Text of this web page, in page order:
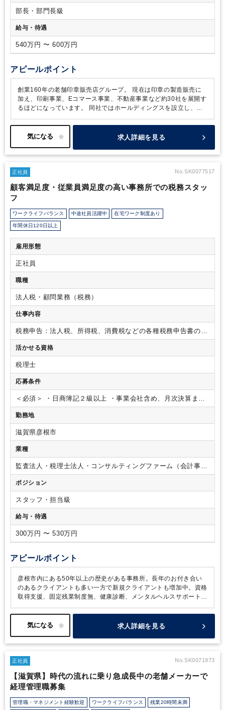
部長・部門長級
給与・待遇
540万円 〜 600万円
アピールポイント
創業160年の老舗印章販売店グループ。
現在は印章の製造販売に
加え、印刷事業、Eコマース事業、不動産事業など約30社を展開す
るほどになっています。
同社ではホールディングスを設立し、グ
き始めました。 本ポジションの方には、それに伴う会計業務の再
構築やタックスプランニング、原価管理体制の強化など会計的な面
だき、グループ基盤の盤石化にお力を発揮いただきたいとのことで
のやり方を踏まえ、よりよい組織・業務スキームを作っていただく
ションです。
求人詳細を見る
正社員 No.SK0077517
顧客満足度・従業員満足度の高い事務所での税務スタッ
フ
ワークライフバランス 中途社員活躍中 在宅ワーク制度あり
年間休日120日以上
雇用形態
正社員
職種
法人税・顧問業務（税務）
仕事内容
税務申告：法人税、所得税、消費税などの各種税務申告書の作
成補助業務。会計業務：日々の仕訳、帳簿管理、決算業務の
サポート。顧客対応：クライアントへの税務相談、経営アド
バイス、定期的なミーティングの実施。
書の作成。
Asaas、Freee、JDL）
を入れているサービスや分野：法人顧問、相続対策
活かせる資格
税理士
応募条件
＜必須＞ ・日商簿記２級以上 ・事業会社含め、月次決算まで
の業務経験・コミュニケーション力のある方・自動車免許
（マイカー通勤可）
作成までの経験がある方。
勤務地
滋賀県彦根市
業種
監査法人・税理士法人・コンサルティングファーム（会計事務
所）
ポジション
スタッフ・担当級
給与・待遇
300万円 〜 530万円
アピールポイント
彦根市内にある50年以上の歴史がある事務所。長年のお付き合い
のあるクライアントも多い一方で新規クライアントも増加中。資格
取得支援、固定残業制度無、健康診断、メンタルヘルスサポート等
求人詳細を見る
正社員 No.SK0071973
【滋賀県】時代の流れに乗り急成長中の老舗メーカーで
経理管理職募集
管理職・マネジメント経験歓迎 ワークライフバランス 残業20時間未満